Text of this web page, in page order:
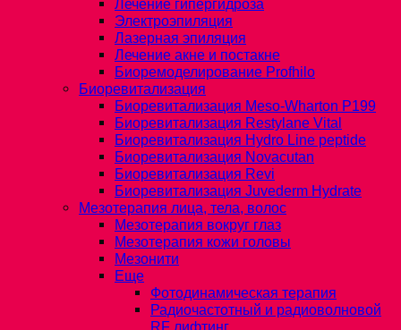
Лечение гипергидроза
Электроэпиляция
Лазерная эпиляция
Лечение акне и постакне
Биоремоделирование Profhilo
Биоревитализация
Биоревитализация Meso-Wharton P199
Биоревитализация Restylane Vital
Биоревитализация Hydro Line peptide
Биоревитализация Novacutan
Биоревитализация Revi
Биоревитализация Juvederm Hydrate
Мезотерапия лица, тела, волос
Мезотерапия вокруг глаз
Мезотерапия кожи головы
Мезонити
Еще
Фотодинамическая терапия
Радиочастотный и радиоволновой
RF лифтинг